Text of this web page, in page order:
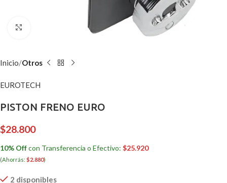
Inicio Otros
EUROTECH
PISTON FRENO EURO
$28.800
10% Offcon Transferencia o Efectivo: $25.920
(Ahorrás: $2.880)
2 disponibles